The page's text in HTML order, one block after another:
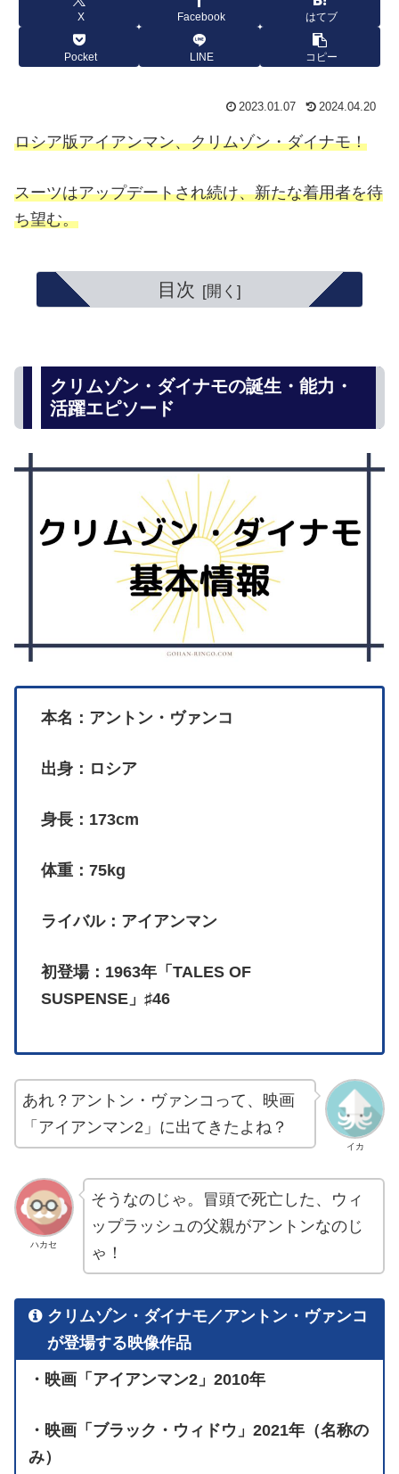
X Facebook はてブ
Pocket LINE コピー
2023.01.07 2024.04.20
ロシア版アイアンマン、クリムゾン・ダイナモ！
スーツはアップデートされ続け、新たな着用者を待
ち望む。
目次
クリムゾン・ダイナモの誕生・能力・
活躍エピソード
本名：アントン・ヴァンコ
出身：ロシア
身長：173cm
体重：75kg
ライバル：アイアンマン
初登場：1963年「TALES OF
SUSPENSE」♯46
イカ
あれ？アントン・ヴァンコって、映画
「アイアンマン2」に出てきたよね？
ハカセ
そうなのじゃ。冒頭で死亡した、ウィ
ップラッシュの父親がアントンなのじ
ゃ！
クリムゾン・ダイナモ／アントン・ヴァンコ
が登場する映像作品
・映画「アイアンマン2」2010年
・映画「ブラック・ウィドウ」2021年（名称の
み）